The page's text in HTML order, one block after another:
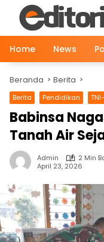
Langsung
konten
Home
News
Beranda Berita
Berita Pendidikan
Babinsa
Tanah Air
Admin
2 Min
April 23, 2026